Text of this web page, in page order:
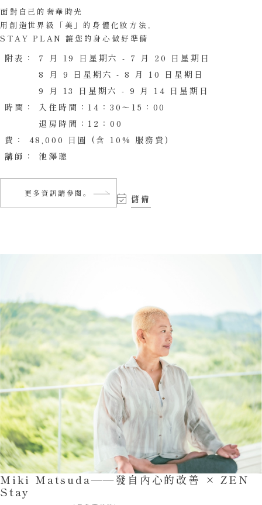
面對自己的奢華時光
用創造世界級「美」的身體化妝方法，
STAY PLAN 讓您的身心做好準備
附表：
7 月 19 日星期六 - 7 月 20 日星期日
8 月 9 日星期六 - 8 月 10 日星期日
9 月 13 日星期六 - 9 月 14 日星期日
時間：
入住時間：14：30〜15：00
退房時間：12：00
費：
48,000 日圓 (含 10% 服務費)
講師：
池澤聰
更多資訊請參閱。
儲備
Miki Matsuda——發自內心的改善 × ZEN
Stay